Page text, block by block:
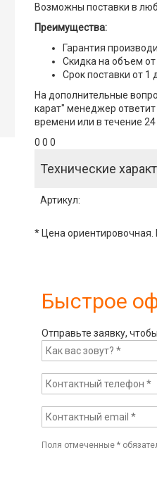
Возможны поставки в
Преимущества:
Гарантия
Скидка на объем от
Срок поставки от 1
На дополнительные
карат" менеджер
времени или в течение
0 0 0
Технические
Артикул:
* Цена ориентировочная.
Быстрое
Отправьте заявку,
Поля отмеченные*